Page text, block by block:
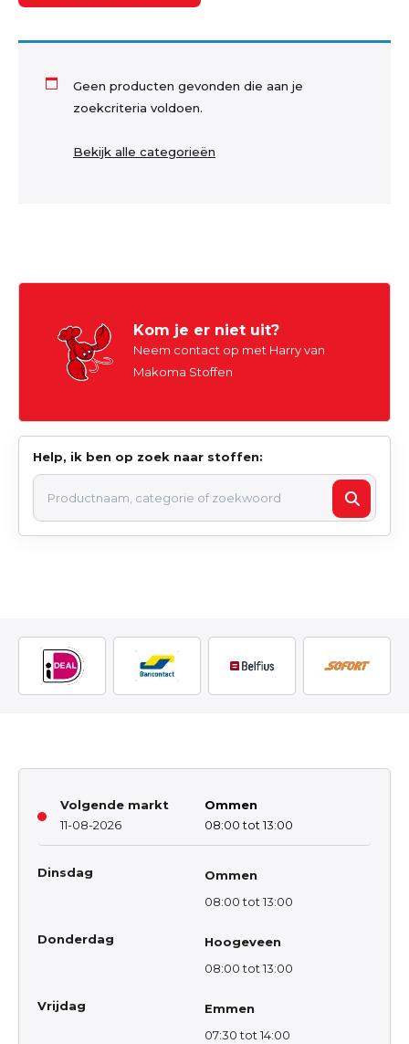
Geen producten gevonden die aan je
zoekcriteria voldoen.
Bekijk alle categorieën
Kom je er niet uit?
Neem contact op met Harry van
Makoma Stoffen
Help, ik ben op zoek naar stoffen:
Volgende markt
11-08-2026
Ommen
08:00 tot 13:00
Dinsdag
Ommen
08:00 tot 13:00
Donderdag
Hoogeveen
08:00 tot 13:00
Vrijdag
Emmen
07:30 tot 14:00